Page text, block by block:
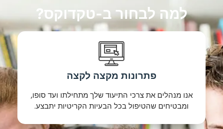
למה לבחור ב-טקדוקס?
פתרונות מקצה לקצה
אנו מנהלים את צרכי התיעוד שלך מתחילתו ועד סופו,
ומבטיחים שהטיפול בכל הבעיות הקריטיות יתבצע.